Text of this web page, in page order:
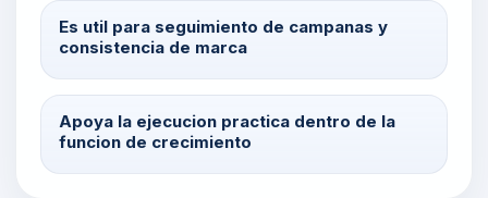
Es util para seguimiento de campanas y
consistencia de marca
Apoya la ejecucion practica dentro de la
funcion de crecimiento